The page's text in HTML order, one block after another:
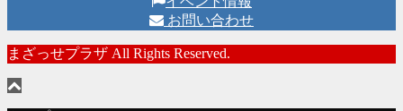
お問い合わせ
まざっせプラザ All Rights Reserved.